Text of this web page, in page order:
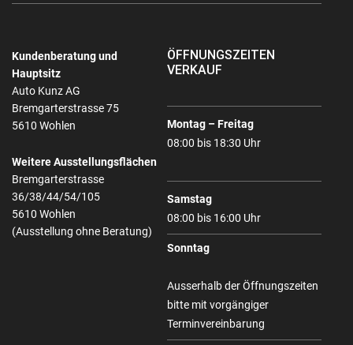
Kundenberatung und
Hauptsitz
Auto Kunz AG
Bremgarterstrasse 75
5610 Wohlen
Weitere Ausstellungsflächen
Bremgarterstrasse
36/38/44/54/105
5610 Wohlen
(Ausstellung ohne Beratung)
ÖFFNUNGSZEITEN
VERKAUF
Montag – Freitag
08:00 bis 18:30 Uhr
Samstag
08:00 bis 16:00 Uhr
Sonntag
Ausserhalb der Öffnungszeiten
bitte mit vorgängiger
Terminvereinbarung